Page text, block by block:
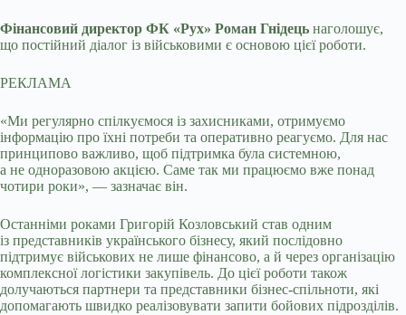
Фінансовий директор ФК «Рух» Роман Гнідець наголошує,
що постійний діалог із військовими є основою цієї роботи.
РЕКЛАМА
«Ми регулярно спілкуємося із захисниками, отримуємо
інформацію про їхні потреби та оперативно реагуємо. Для нас
принципово важливо, щоб підтримка була системною,
а не одноразовою акцією. Саме так ми працюємо вже понад
чотири роки», — зазначає він.
Останніми роками Григорій Козловський став одним
із представників українського бізнесу, який послідовно
підтримує військових не лише фінансово, а й через організацію
комплексної логістики закупівель. До цієї роботи також
долучаються партнери та представники бізнес-спільноти, які
допомагають швидко реалізовувати запити бойових підрозділів.